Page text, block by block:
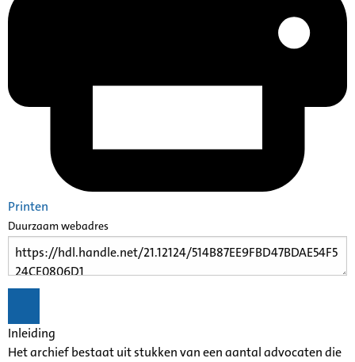
Printen
Duurzaam webadres
Inleiding
Het archief bestaat uit stukken van een aantal advocaten die